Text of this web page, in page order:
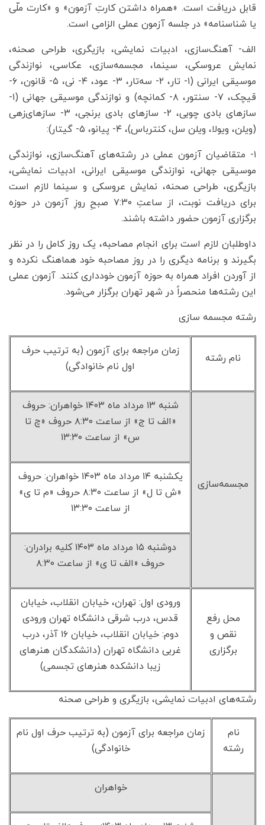
قابل دریافت است. «همراه داشتن کارتِ آزمون» و «کارت ملّی
یا شناسنامه» در جلسه آزمون عملی الزامی است.
الف- آهنگ‌سازی، ادبیات نمایشی، بازیگری، طراحی صحنه،
نمایش عروسکی، سینما، مجسمه‌سازی، عکاسی، نوازندگی
موسیقی ایرانی (۱- تار، ۲- سه‌تار، ۳- عود، ۴- نی، ۵- قانون، ۶-
قیچک، ۷- سنتور، ۸- کمانچه) و نوازندگی موسیقی جهانی (۱-
سازهای بادی چوبی، ۲- سازهای بادی برنجی، ۳- سازهای‌زهی
(ویلن، ویولا، ویلن سل، کنترباس)، ۴- پیانو، ۵- گیتار):
۱- متقاضیان آزمون عملی در رشته‌های آهنگ‌سازی، نوازندگی
موسیقی جهانی، نوازندگی موسیقی ایرانی، ادبیات نمایشی،
بازیگری، طراحی صحنه، نمایش عروسکی و سینما لازم است
برای دریافت نوبت، از ساعتِ ۷:۳۰ صبحِ روزِ آزمون در حوزه
برگزاری آزمون حضور داشته باشند.
داوطلبان لازم است برای انجام مصاحبه، یک روز کامل را در نظر
بگیرند و برنامه دیگری را در روز مصاحبه خود هماهنگ نکرده و
از آوردن افراد همراه به حوزه آزمون خودداری کنند. آزمون عملی
این رشته‌ها منحصراً در شهر تهران برگزار می‌شود.
رشته مجسمه سازی
نام رشته
زمان مراجعه برای آزمون (به ترتیب حرف
اول نام خانوادگی)
مجسمه‌سازی
شنبه ۱۳ مرداد ماه ۱۴۰۳ خواهران: حروف
«الف تا ج» از ساعت ۸:۳۰ حروف «چ تا
س» از ساعت ۱۳:۳۰
یکشنبه ۱۴ مرداد ماه ۱۴۰۳ خواهران: حروف
«ش تا ل» از ساعت ۸:۳۰ حروف «م تا ی»
از ساعت ۱۳:۳۰
دوشنبه ۱۵ مرداد ماه ۱۴۰۳ کلیه برادران:
حروف «الف تا ی» از ساعت ۸:۳۰
محل رفع
نقص و
برگزاری
ورودی اول: تهران، خیابان انقلاب، خیابان
قدس، درب شرقی دانشگاه تهران ورودی
دوم: خیابان انقلاب، خیابان ۱۶ آذر، درب
غربی دانشگاه تهران (دانشکدگان هنرهای
زیبا دانشکده هنرهای تجسمی)
رشته‌های ادبیات نمایشی، بازیگری و طراحی صحنه
نام
رشته
زمان مراجعه برای آزمون (به ترتیب حرف اول نام
خانوادگی)
خواهران